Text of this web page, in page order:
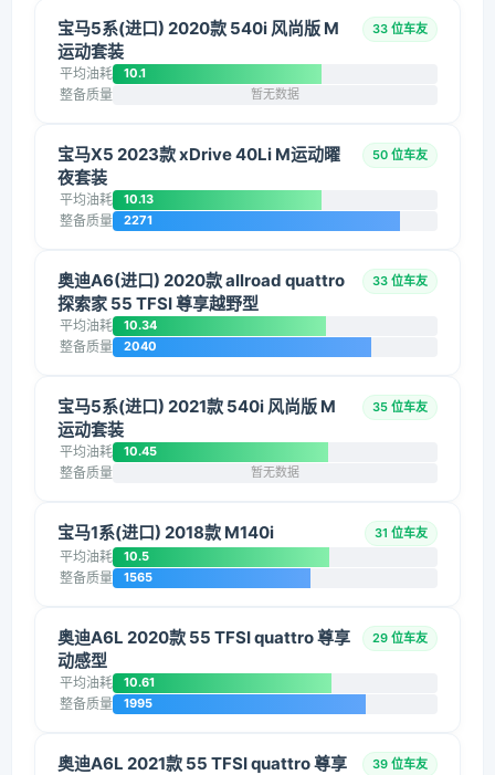
宝马5系(进口) 2020款 540i 风尚版 M
运动套装
33 位车友
平均油耗 10.1
整备质量 暂无数据
宝马X5 2023款 xDrive 40Li M运动曜
夜套装
50 位车友
平均油耗 10.13
整备质量 2271
奥迪A6(进口) 2020款 allroad quattro
探索家 55 TFSI 尊享越野型
33 位车友
平均油耗 10.34
整备质量 2040
宝马5系(进口) 2021款 540i 风尚版 M
运动套装
35 位车友
平均油耗 10.45
整备质量 暂无数据
宝马1系(进口) 2018款 M140i 31 位车友
平均油耗 10.5
整备质量 1565
奥迪A6L 2020款 55 TFSI quattro 尊享
动感型
29 位车友
平均油耗 10.61
整备质量 1995
奥迪A6L 2021款 55 TFSI quattro 尊享
39 位车友